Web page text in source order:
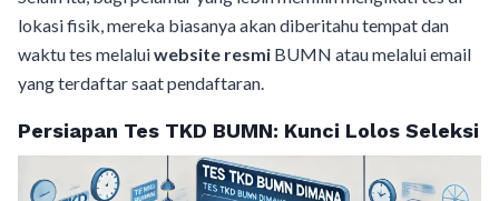
lokasi fisik, mereka biasanya akan diberitahu tempat dan
waktu tes melaluiwebsite resmi BUMN atau melalui email
yang terdaftar saat pendaftaran.
Persiapan Tes TKD BUMN: Kunci Lolos Seleksi